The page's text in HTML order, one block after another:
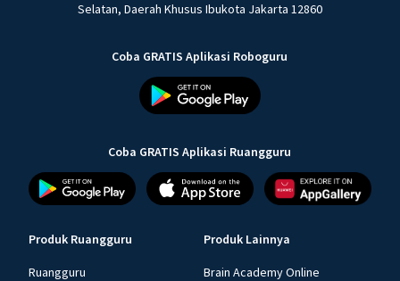
Selatan, Daerah Khusus Ibukota Jakarta 12860
Coba GRATIS Aplikasi Roboguru
Coba GRATIS Aplikasi Ruangguru
Produk Ruangguru
Ruangguru
Produk Lainnya
Brain Academy Online